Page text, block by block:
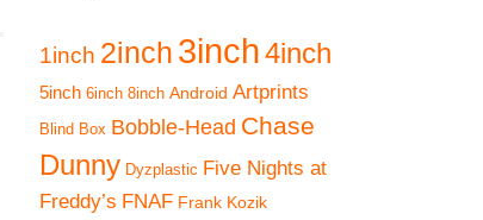
1inch 2inch 3inch4inch
5inch 6inch 8inch Android Artprints
Blind Box Bobble-Head Chase
Dunny Dyzplastic Five Nights at
Freddy’s FNAF Frank Kozik